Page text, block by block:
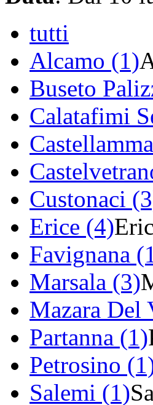
tutti
Alcamo (1)
Buseto
Calatafimi
Custonaci
Erice (4)
Favignana
Marsala (3)
Mazara Del
Partanna (1)
Petrosino
Salemi (1)